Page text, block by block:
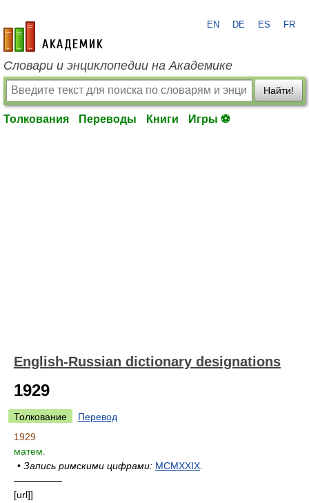
academic.ru
EN DE ES FR
Словари и энциклопедии на Академике
Найти!
Толкования Переводы Книги Игры ⚽
English-Russian dictionary designations
1929
Толкование
Перевод
1929
матем.
• Запись римскими цифрами: MCMXXIX
—————
[url]]